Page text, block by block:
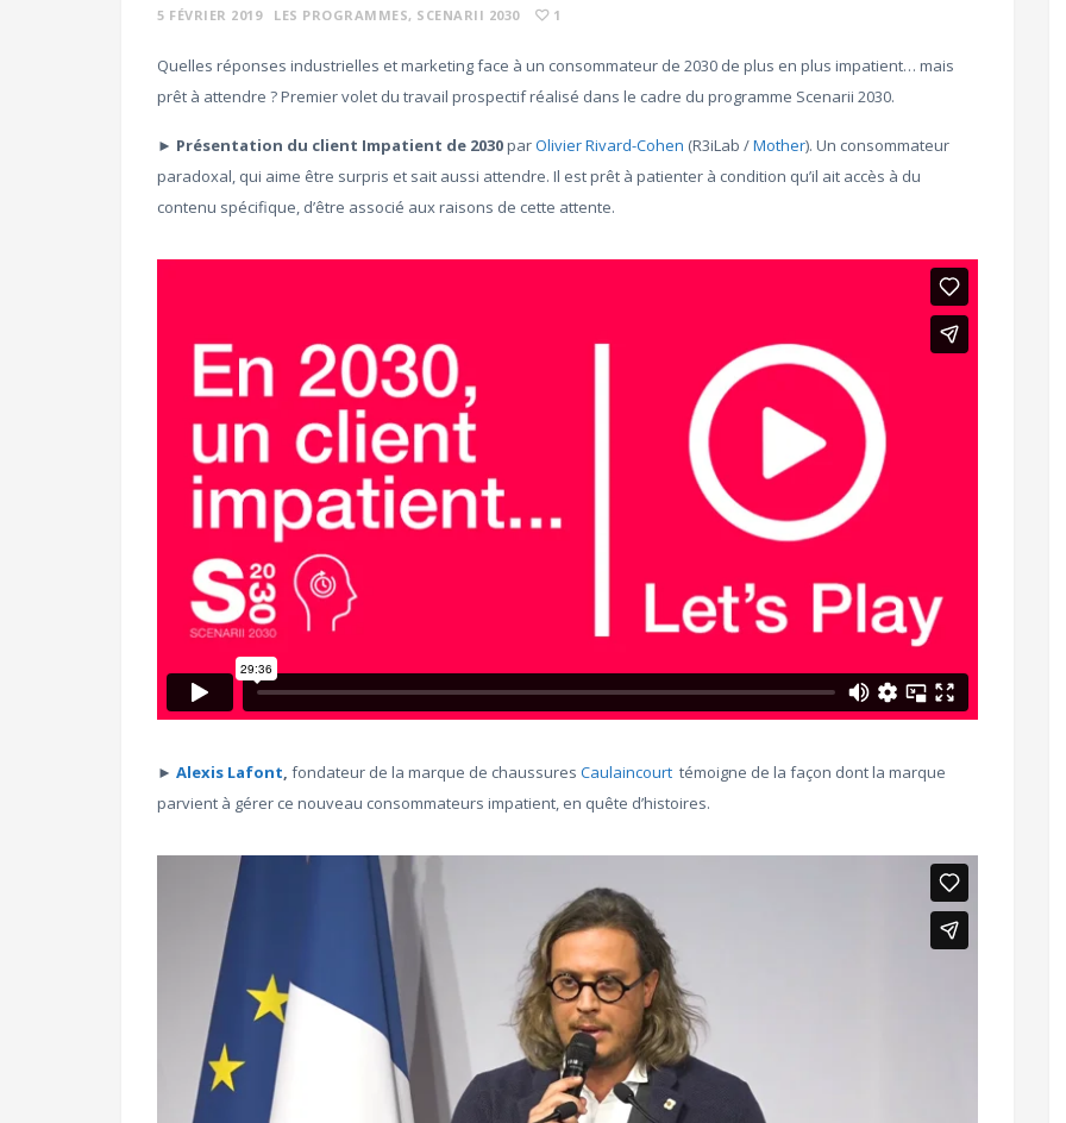
5 FÉVRIER 2019 LES PROGRAMMES, SCENARII 2030 1
Quelles réponses industrielles et marketing face à un consommateur de 2030 de plus en plus impatient… mais
prêt à attendre ? Premier volet du travail prospectif réalisé dans le cadre du programme Scenarii 2030.
► Présentation du client Impatient de 2030parOlivier Rivard-Cohen (R3iLab /Mother). Un consommateur
paradoxal, qui aime être surpris et sait aussi attendre. Il est prêt à patienter à condition qu’il ait accès à du
contenu spécifique, d’être associé aux raisons de cette attente.
► Alexis Lafont, fondateur de la marque de chaussures Caulaincourt témoigne de la façon dont la marque
parvient à gérer ce nouveau consommateurs impatient, en quête d’histoires.